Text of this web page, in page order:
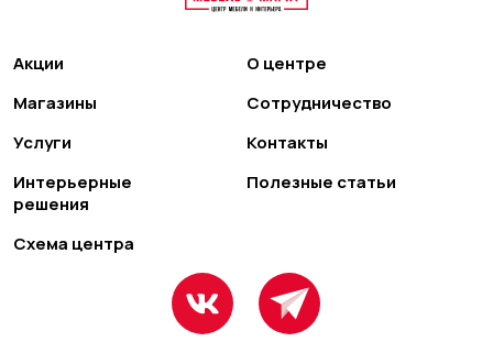
Акции
Магазины
Услуги
Интерьерные
решения
Схема центра
О центре
Сотрудничество
Контакты
Полезные статьи